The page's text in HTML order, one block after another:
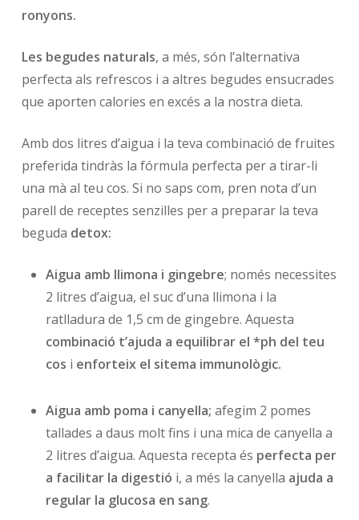
ronyons.
Les begudes naturals, a més, són l’alternativa
perfecta als refrescos i a altres begudes ensucrades
que aporten calories en excés a la nostra dieta.
Amb dos litres d’aigua i la teva combinació de fruites
preferida tindràs la fórmula perfecta per a tirar-li
una mà al teu cos. Si no saps com, pren nota d’un
parell de receptes senzilles per a preparar la teva
beguda detox:
Aigua amb llimona i gingebre; només necessites
2 litres d’aigua, el suc d’una llimona i la
ratlladura de 1,5 cm de gingebre. Aquesta
combinació t’ajuda a equilibrar el *ph del teu
cos i enforteix el sitema immunològic.
Aigua amb poma i canyella; afegim 2 pomes
tallades a daus molt fins i una mica de canyella a
2 litres d’aigua. Aquesta recepta és perfecta per
a facilitar la digestió i, a més la canyella ajuda a
regular la glucosa en sang.